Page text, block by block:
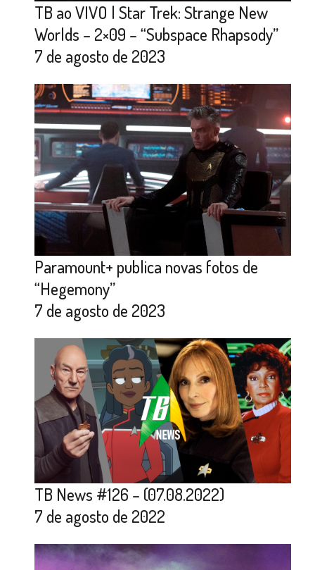
TB ao VIVO | Star Trek: Strange New
Worlds – 2×09 – “Subspace Rhapsody”
7 de agosto de 2023
Paramount+ publica novas fotos de
“Hegemony”
7 de agosto de 2023
TB News #126 – (07.08.2022)
7 de agosto de 2022